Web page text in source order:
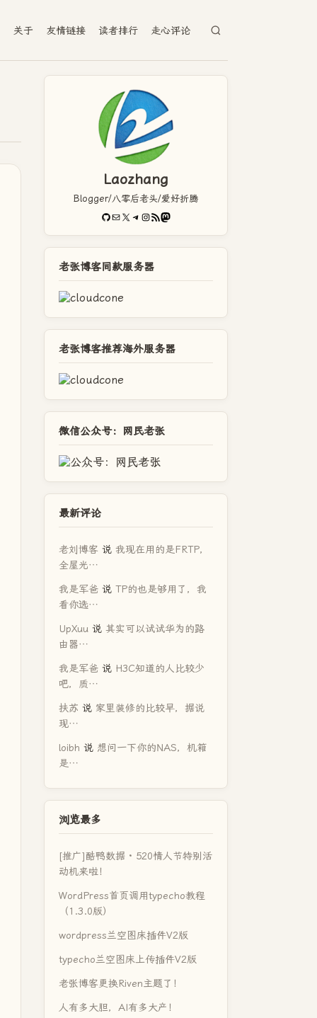
关于 友情链接 读者排行 走心评论
Laozhang
Blogger/八零后老头/爱好折腾
GitHub
电子邮件X Telegram
Instagram
RSS FeedMastodon
老张博客同款服务器
老张博客推荐海外服务器
微信公众号：网民老张
最新评论
老刘博客 说 我现在用的是FRTP，
全屋光…
我是军爸 说 TP的也是够用了，我
看你选…
UpXuu 说 其实可以试试华为的路
由器…
我是军爸 说 H3C知道的人比较少
吧，质…
扶苏 说 家里装修的比较早，据说
现…
loibh 说 想问一下你的NAS，机箱
是…
浏览最多
[推广]酷鸭数据 · 520情人节特别活
动机来啦！
WordPress首页调用typecho教程
（1.3.0版）
wordpress兰空图床插件V2版
typecho兰空图床上传插件V2版
老张博客更换Riven主题了！
人有多大胆，AI有多大产！